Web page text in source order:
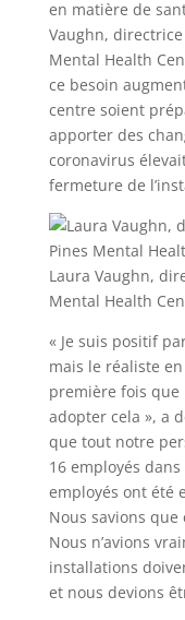
en matière de
Vaughn,
Mental Health
ce besoin
centre soient
apporter des
coronavirus
fermeture de
Laura Vaughn,
Mental Health
« Je suis positif
mais le réaliste
première fois
adopter cela », a
que tout notre
16 employés
employés ont été
Nous savions que
Nous n’avions
installations
et nous devions